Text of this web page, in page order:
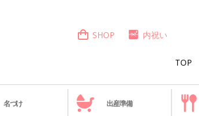
TOP
SHOP 内祝い
名づけ 出産準備